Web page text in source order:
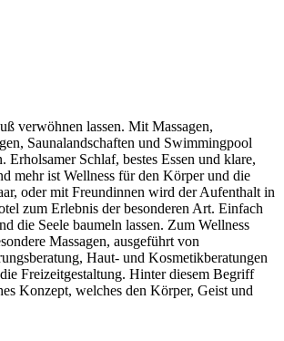
verwöhnen lassen. Mit Massagen,
Saunalandschaften und Swimmingpool
Erholsamer Schlaf, bestes Essen und klare,
mehr ist Wellness für den Körper und die
oder mit Freundinnen wird der Aufenthalt in
zum Erlebnis der besonderen Art. Einfach
die Seele baumeln lassen. Zum Wellness
Massagen, ausgeführt von
Haut- und Kosmetikberatungen
Freizeitgestaltung. Hinter diesem Begriff
Konzept, welches den Körper, Geist und